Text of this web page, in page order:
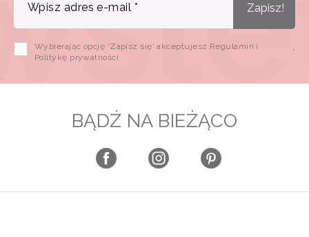
Wpisz adres e-mail * Zapisz!
Wybierając opcję 'Zapisz się' akceptujesz Regulamin i
Politykę prywatności
*
BĄDŹ NA BIEŻĄCO